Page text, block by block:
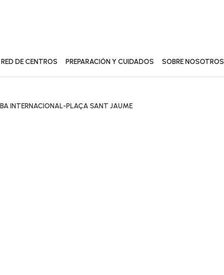
RED DE CENTROS PREPARACIÓN Y CUIDADOS SOBRE NOSOTROS
INTERNACIONAL-PLAÇA SANT JAUME